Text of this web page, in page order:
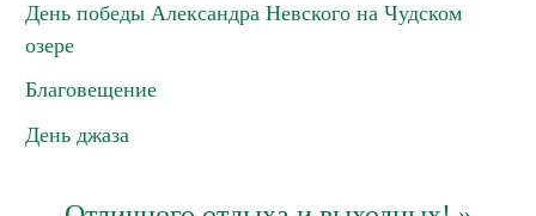
День победы Александра Невского на Чудском
озере
Благовещение
День джаза